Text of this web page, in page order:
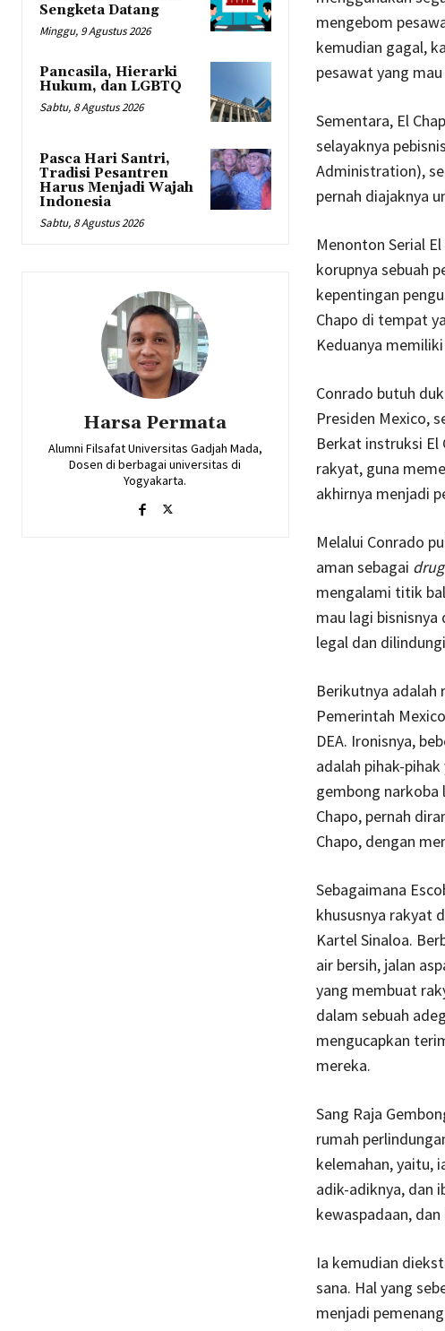
Sengketa Datang
Minggu, 9 Agustus 2026
Pancasila, Hierarki
Hukum, dan LGBTQ
Sabtu, 8 Agustus 2026
Pasca Hari Santri,
Tradisi Pesantren
Harus Menjadi Wajah
Indonesia
Sabtu, 8 Agustus 2026
Harsa Permata
Alumni Filsafat Universitas Gadjah Mada,
Dosen di berbagai universitas di
Yogyakarta.
mengebom
kemudian gagal,
pesawat yang
Sementara, El
selayaknya
Administration),
pernah diajaknya
Menonton Serial
korupnya sebuah
kepentingan
Chapo di tempat
Keduanya
Conrado butuh
Presiden Mexico,
Berkat instruksi El
rakyat, guna
akhirnya menjadi
Melalui Conrado
aman sebagai
mengalami titik
mau lagi bisnisnya
legal dan
Berikutnya adalah
Pemerintah
DEA. Ironisnya,
adalah pihak-
gembong narkoba
Chapo, pernah
Chapo, dengan
Sebagaimana
khususnya rakyat
Kartel Sinaloa.
air bersih, jalan
yang membuat
dalam sebuah
mengucapkan
mereka.
Sang Raja
rumah
kelemahan, yaitu,
adik-adiknya, dan
kewaspadaan,
Ia kemudian
sana. Hal yang
menjadi